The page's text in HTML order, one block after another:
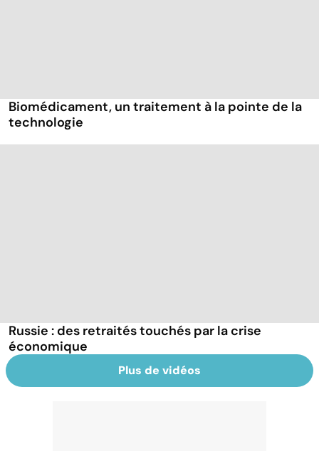
Biomédicament, un traitement à la pointe de la
technologie
Russie : des retraités touchés par la crise
économique
Plus de vidéos